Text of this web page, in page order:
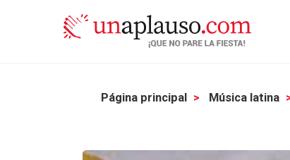
Página principal Música latina